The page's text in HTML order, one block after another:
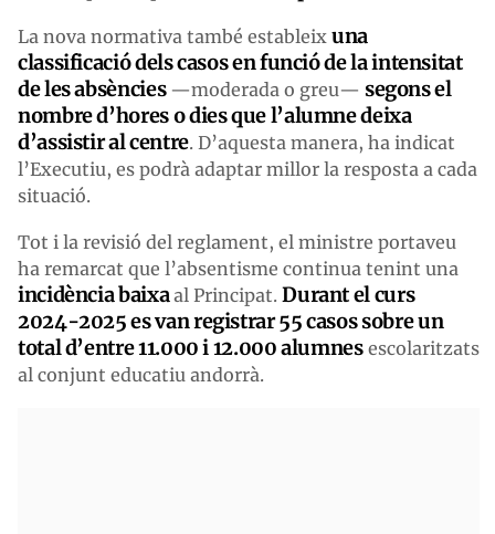
La nova normativa també estableix una
classificació dels casos en funció de la intensitat
de les absències —moderada o greu— segons el
nombre d’hores o dies que l’alumne deixa
d’assistir al centre. D’aquesta manera, ha indicat
l’Executiu, es podrà adaptar millor la resposta a cada
situació.
Tot i la revisió del reglament, el ministre portaveu
ha remarcat que l’absentisme continua tenint una
incidència baixaal Principat.Durant el curs
2024-2025 es van registrar 55 casos sobre un
total d’entre 11.000 i 12.000 alumnesescolaritzats
al conjunt educatiu andorrà.